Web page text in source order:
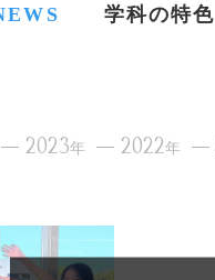
学科の特色
2023年 2022年